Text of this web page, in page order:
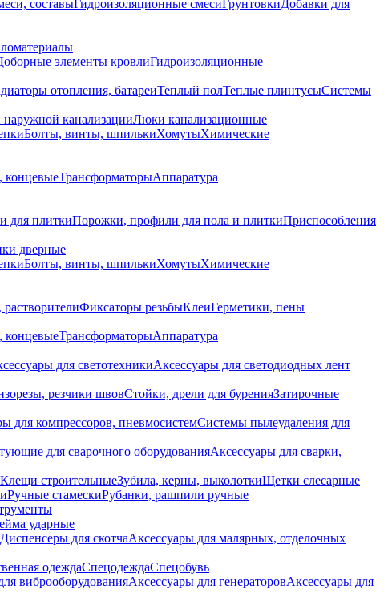
составыГидроизоляционные смесиГрунтовкиДобавки для
элементы кровлиГидроизоляционные
отопления, батареиТеплый полТеплые плинтусыСистемы
канализацииЛюки канализационные
Болты, винты, шпилькиХомутыХимические
концевыеТрансформаторыАппаратура
для плиткиПорожки, профили для пола и плиткиПриспособления
дверные
Болты, винты, шпилькиХомутыХимические
Фиксаторы резьбыКлеиГерметики, пены
концевыеТрансформаторыАппаратура
для светотехникиАксессуары для светодиодных лент
резчики швовСтойки, дрели для буренияЗатирочные
для компрессоров, пневмосистемСистемы пылеудаления для
для сварочного оборудованияАксессуары для сварки,
Клещи строительныеЗубила, керны, выколоткиЩетки слесарные
Ручные стамескиРубанки, рашпили ручные
ударные
Диспенсеры для скотчаАксессуары для малярных, отделочных
одеждаСпецодеждаСпецобувь
виброоборудованияАксессуары для генераторовАксессуары для